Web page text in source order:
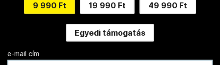
9 990 Ft 19 990 Ft 49 990 Ft
Egyedi támogatás
e-mail cím